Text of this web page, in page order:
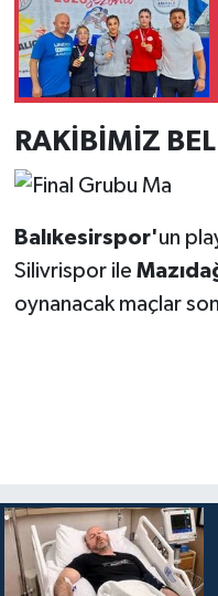
RAKİBİMİZ
Balıkesirspor'un
Silivrispor ile
oynanacak maçlar